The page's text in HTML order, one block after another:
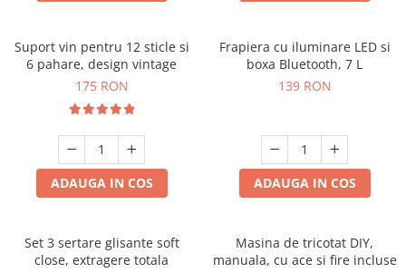
Suport vin pentru 12 sticle si
6 pahare, design vintage
175 RON
ADAUGA IN COS
Frapiera cu iluminare LED si
boxa Bluetooth, 7 L
139 RON
ADAUGA IN COS
Set 3 sertare glisante soft
close, extragere totala
Masina de tricotat DIY,
manuala, cu ace si fire incluse